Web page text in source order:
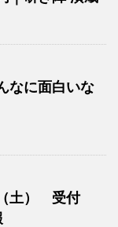
なに面白いな
土） 受付